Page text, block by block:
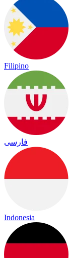
Filipino
فارسی
Indonesia